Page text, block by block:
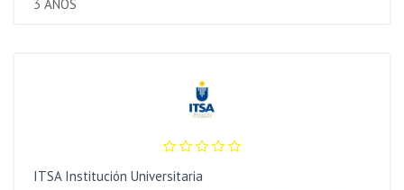
3 AÑOS
ITSA Institución Universitaria